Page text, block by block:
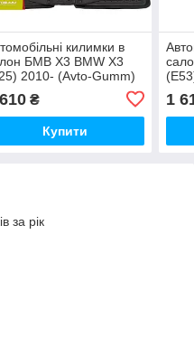
килимки в
БМВ Х3 BMW X3
2010- (Avto-Gumm)
₴
Купити
1
за рік